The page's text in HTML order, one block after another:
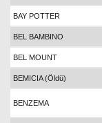
BAY POTTER
BEL BAMBINO
BEL MOUNT
BEMICIA (Öldü)
BENZEMA